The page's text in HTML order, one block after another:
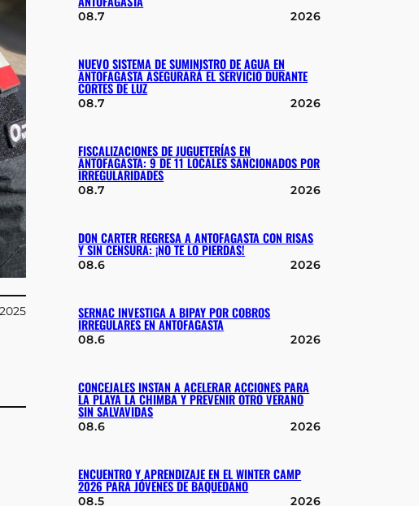
08.7 2026
NUEVO SISTEMA DE SUMINISTRO DE AGUA EN
ANTOFAGASTA ASEGURARÁ EL SERVICIO DURANTE
CORTES DE LUZ
08.7 2026
FISCALIZACIONES DE JUGUETERÍAS EN
ANTOFAGASTA: 9 DE 11 LOCALES SANCIONADOS POR
IRREGULARIDADES
08.7 2026
DON CARTER REGRESA A ANTOFAGASTA CON RISAS
Y SIN CENSURA: ¡NO TE LO PIERDAS!
08.6 2026
SERNAC INVESTIGA A BIPAY POR COBROS
IRREGULARES EN ANTOFAGASTA
08.6 2026
CONCEJALES INSTAN A ACELERAR ACCIONES PARA
LA PLAYA LA CHIMBA Y PREVENIR OTRO VERANO
SIN SALVAVIDAS
08.6 2026
ENCUENTRO Y APRENDIZAJE EN EL WINTER CAMP
2026 PARA JÓVENES DE BAQUEDANO
08.5 2026